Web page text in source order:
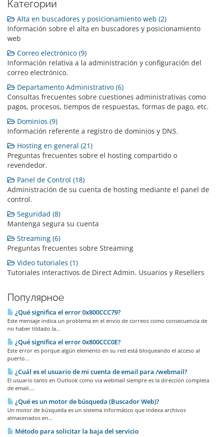
Категории
Alta en buscadores y posicionamiento web (2)
Información sobre el alta en buscadores y posicionamiento
web
Correo electrónico (9)
Información relativa a la administración y configuración del
correo electrónico.
Departamento Administrativo (6)
Consultas frecuentes sobre cuestiones administrativas como
pagos, procesos, tiempos de respuestas, formas de pago, etc.
Dominios (9)
Información referente a registro de dominios y DNS.
Hosting en general (21)
Preguntas frecuentes sobre el hosting compartido o
revendedor.
Panel de Control (18)
Administración de su cuenta de hosting mediante el panel de
control.
Seguridad (8)
Mantenga segura su cuenta
Streaming (6)
Preguntas frecuentes sobre Streaming
Video tutoriales (1)
Tutoriales interactivos de Direct Admin. Usuarios y Resellers
Популярное
¿Qué significa el error 0x800CCC79?
Este mensaje indica un problema en el envio de correos como consecuencia de
no haber tildado la...
¿Qué significa el error 0x800CCC0E?
Este error es porque algún elemento en su red está bloqueando el acceso al
puerto...
¿Cuál es el usuario de mi cuenta de email para /webmail?
El usuario tanto en Outlook como via webmail siempre es la dirección completa
de email....
¿Qué es un motor de búsqueda (Buscador Web)?
Un motor de búsqueda es un sistema informático que indexa archivos
almacenados en...
Método para solicitar la baja del servicio